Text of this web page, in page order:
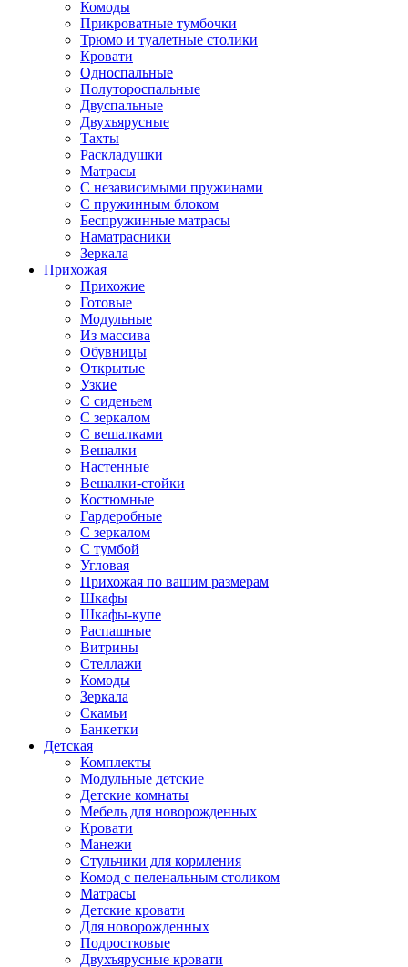
Комоды
Прикроватные тумбочки
Трюмо и туалетные столики
Кровати
Односпальные
Полутороспальные
Двуспальные
Двухъярусные
Тахты
Раскладушки
Матрасы
С независимыми пружинами
С пружинным блоком
Беспружинные матрасы
Наматрасники
Зеркала
Прихожая
Прихожие
Готовые
Модульные
Из массива
Обувницы
Открытые
Узкие
С сиденьем
С зеркалом
С вешалками
Вешалки
Настенные
Вешалки-стойки
Костюмные
Гардеробные
С зеркалом
С тумбой
Угловая
Прихожая по вашим размерам
Шкафы
Шкафы-купе
Распашные
Витрины
Стеллажи
Комоды
Зеркала
Скамьи
Банкетки
Детская
Комплекты
Модульные детские
Детские комнаты
Мебель для новорожденных
Кровати
Манежи
Стульчики для кормления
Комод с пеленальным столиком
Матрасы
Детские кровати
Для новорожденных
Подростковые
Двухъярусные кровати